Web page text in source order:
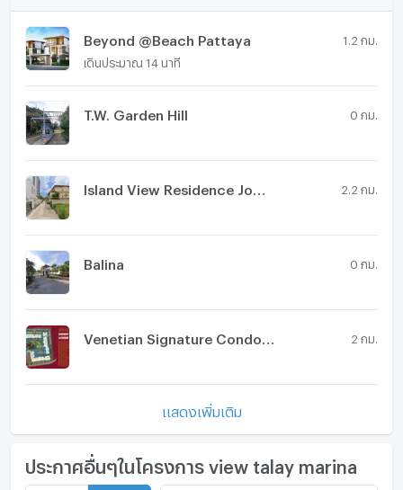
Beyond @Beach Pattaya 1.2 กม.
เดินประมาณ 14 นาที
T.W. Garden Hill 0 กม.
2.2 กม.
Balina 0 กม.
2 กม.
แสดงเพิ่มเติม
ประกาศอื่นๆในโครงการ view talay marina